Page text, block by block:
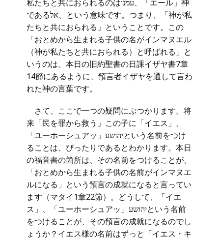
私たちと共におられるのはעמנו、「エール」神
であるאל、という意味です。つまり、「神が私
たちと共におられる」ということです。この
「おとめから生まれる子供の名がインマヌエル
（神が私たちと共におられる）と呼ばれる」と
いうのは、本日の旧約聖書の日課イザヤ書7章
14節にあるように、預言者イザヤを通して言わ
れた神の言葉です。
さて、ここで一つの疑問にぶつかります。将
来「民を罪から救う」この子に「イエス」、
「ユーホーシュアッ」יהושעという名前をつけ
ることは、ぴったりであるとわかります。本日
の福音書の箇所は、その名前をつけることが、
「おとめから生まれる子供の名前がインマヌエ
ルになる」という預言の成就になると言ってい
ます（マタイ1章22節）。どうして、「イエ
ス」、「ユーホーシュアッ」יהושעという名前
をつけることが、その預言の成就になるのでし
ょうか？イエス様の名前はずっと「イエス・キ